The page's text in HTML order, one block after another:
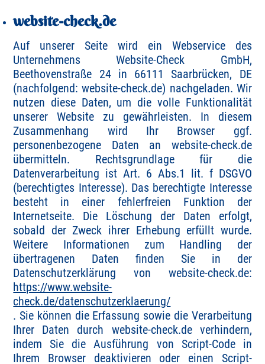
website-check.de
Auf unserer Seite wird ein Webservice des
Unternehmens Website-Check GmbH,
Beethovenstraße 24 in 66111 Saarbrücken, DE
(nachfolgend: website-check.de) nachgeladen. Wir
nutzen diese Daten, um die volle Funktionalität
unserer Website zu gewährleisten. In diesem
Zusammenhang wird Ihr Browser ggf.
personenbezogene Daten an website-check.de
übermitteln. Rechtsgrundlage für die
Datenverarbeitung ist Art. 6 Abs.1 lit. f DSGVO
(berechtigtes Interesse). Das berechtigte Interesse
besteht in einer fehlerfreien Funktion der
Internetseite. Die Löschung der Daten erfolgt,
sobald der Zweck ihrer Erhebung erfüllt wurde.
Weitere Informationen zum Handling der
übertragenen Daten finden Sie in der
Datenschutzerklärung von website-check.de:
https://www.website-
check.de/datenschutzerklaerung/
. Sie können die Erfassung sowie die Verarbeitung
Ihrer Daten durch website-check.de verhindern,
indem Sie die Ausführung von Script-Code in
Ihrem Browser deaktivieren oder einen Script-